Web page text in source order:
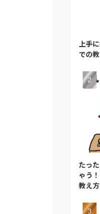
上手
での
たっ
ゃう
教え